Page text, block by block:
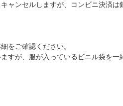
ャンセルしますが、コンビニ決済は
をご確認ください。
すが、服が入っているビニル袋を一